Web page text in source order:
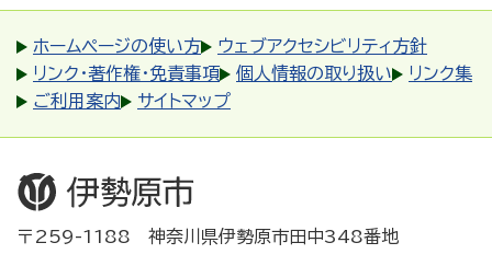
ホームページの使い方
ウェブアクセシビリティ方針
リンク・著作権・免責事項
個人情報の取り扱い
リンク集
ご利用案内
サイトマップ
〒259-1188 神奈川県伊勢原市田中348番地